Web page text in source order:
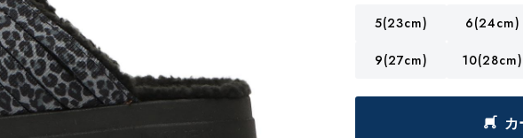
5(23cm) 6(24cm)
9(27cm) 10(28cm)
カ